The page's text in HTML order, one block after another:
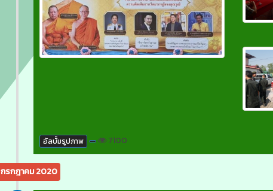
อัลบั้มรูปภาพ 7100
กรกฎาคม 2020